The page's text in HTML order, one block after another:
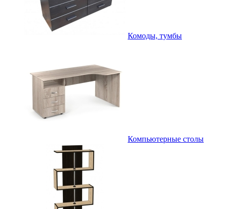
Комоды, тумбы
Компьютерные столы